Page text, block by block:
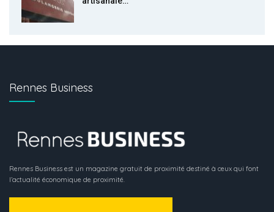
Rennes Business
Rennes Business est un magazine gratuit de proximité destiné à ceux qui font
l’actualité économique de proximité.